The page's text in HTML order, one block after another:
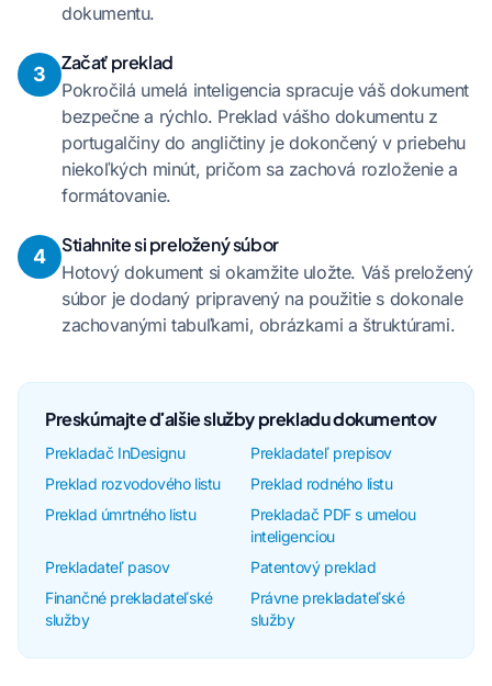
dokumentu.
3
Začať preklad
Pokročilá umelá inteligencia spracuje váš dokument
bezpečne a rýchlo. Preklad vášho dokumentu z
portugalčiny do angličtiny je dokončený v priebehu
niekoľkých minút, pričom sa zachová rozloženie a
formátovanie.
4
Stiahnite si preložený súbor
Hotový dokument si okamžite uložte. Váš preložený
súbor je dodaný pripravený na použitie s dokonale
zachovanými tabuľkami, obrázkami a štruktúrami.
Preskúmajte ďalšie služby prekladu dokumentov
Prekladač InDesignu
Prekladateľ prepisov
Preklad rozvodového listu
Preklad rodného listu
Preklad úmrtného listu
Prekladač PDF s umelou
inteligenciou
Prekladateľ pasov
Patentový preklad
Finančné prekladateľské
služby
Právne prekladateľské
služby